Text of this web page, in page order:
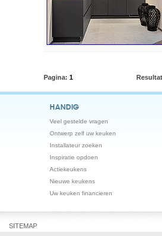
Pagina: 1
HANDIG
Veel gestelde vragen
Ontwerp zelf uw keuken
Installateur zoeken
Inspiratie opdoen
Actiekeukens
Nieuwe keukens
Uw keuken financieren
SITEMAP